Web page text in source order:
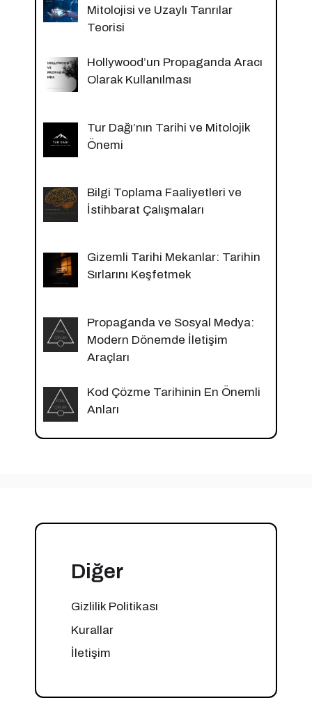
Mitolojisi ve Uzaylı Tanrılar
Teorisi
Hollywood’un Propaganda Aracı
Olarak Kullanılması
Tur Dağı’nın Tarihi ve Mitolojik
Önemi
Bilgi Toplama Faaliyetleri ve
İstihbarat Çalışmaları
Gizemli Tarihi Mekanlar: Tarihin
Sırlarını Keşfetmek
Propaganda ve Sosyal Medya:
Modern Dönemde İletişim
Araçları
Kod Çözme Tarihinin En Önemli
Anları
Diğer
Gizlilik Politikası
Kurallar
İletişim